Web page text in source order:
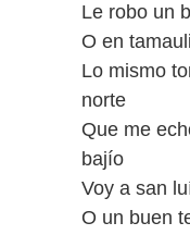
Le robo un
O en
Lo mismo
norte
Que me
bajío
Voy a san
O un buen